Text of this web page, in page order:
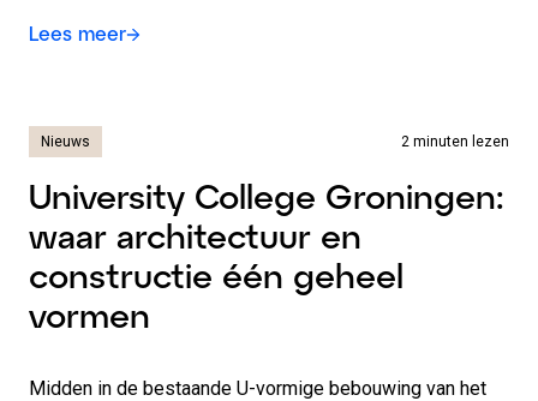
Lees meer
Nieuws 2 minuten lezen
University College Groningen:
waar architectuur en
constructie één geheel
vormen
Midden in de bestaande U-vormige bebouwing van het